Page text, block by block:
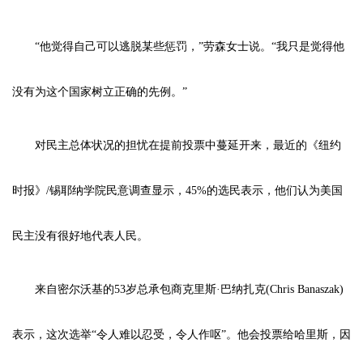
“他觉得自己可以逃脱某些惩罚，”劳森女士说。“我只是觉得他
没有为这个国家树立正确的先例。”
对民主总体状况的担忧在提前投票中蔓延开来，最近的《纽约
时报》/锡耶纳学院民意调查显示，45%的选民表示，他们认为美国
民主没有很好地代表人民。
来自密尔沃基的53岁总承包商克里斯·巴纳扎克(Chris Banaszak)
表示，这次选举“令人难以忍受，令人作呕”。他会投票给哈里斯，因